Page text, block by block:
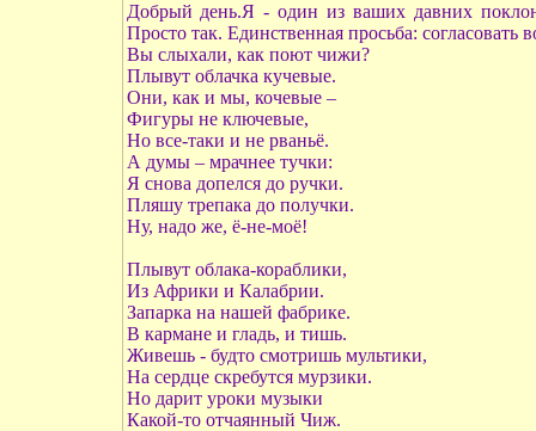
Добрый день.Я - один из ваших давних
Просто так. Единственная просьба: согласовать
Вы слыхали, как поют чижи?
Плывут облачка кучевые.
Они, как и мы, кочевые –
Фигуры не ключевые,
Но все-таки и не рваньё.
А думы – мрачнее тучки:
Я снова допелся до ручки.
Пляшу трепака до получки.
Ну, надо же, ё-не-моё!
Плывут облака-кораблики,
Из Африки и Калабрии.
Запарка на нашей фабрике.
В кармане и гладь, и тишь.
Живешь - будто смотришь мультики,
На сердце скребутся мурзики.
Но дарит уроки музыки
Какой-то отчаянный Чиж.